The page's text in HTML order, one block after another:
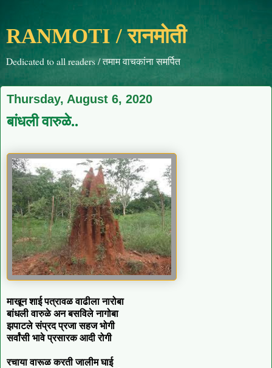
RANMOTI / रानमोती
Dedicated to all readers / तमाम वाचकांना समर्पित
Thursday, August 6, 2020
बांधली वारुळे..
माखून शाई पत्रावळ वाढीला नारोबा
बांधली वारुळे अन बसविले नागोबा
झपाटले संप्रद प्रजा सहज भोगी
सर्वांसी भावे प्रसारक आदी रोगी
रचाया वारूळ करती जालीम घाई